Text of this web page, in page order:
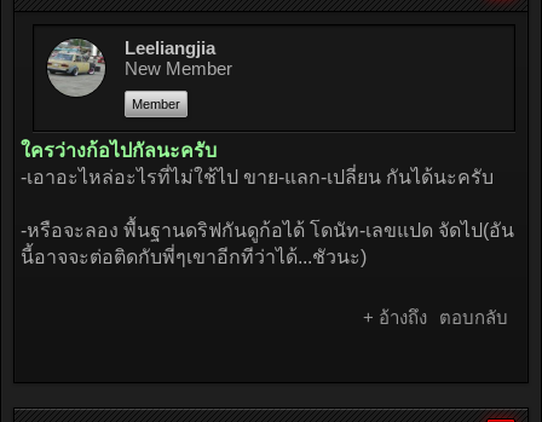
Leeliangjia
New Member
Member
ใครว่างก้อไปกัลนะครับ
-เอาอะไหล่อะไรที่ไม่ใช้ไป ขาย-แลก-เปลี่ยน กันได้นะครับ
-หรือจะลอง พื้นฐานดริฟกันดูก้อได้ โดนัท-เลขแปด จัดไป(อัน
นี้อาจจะต่อติดกับพี่ๆเขาอีกทีว่าได้...ชัวนะ)
+ อ้างถึง ตอบกลับ